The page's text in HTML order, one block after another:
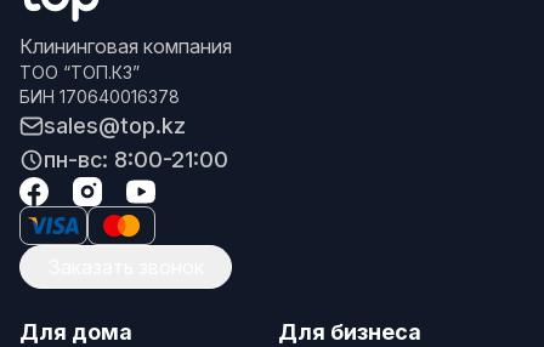
Клининговая компания
ТОО “ТОП.КЗ”
БИН 170640016378
sales@top.kz
пн-вс: 8:00-21:00
Для дома
Для бизнеса